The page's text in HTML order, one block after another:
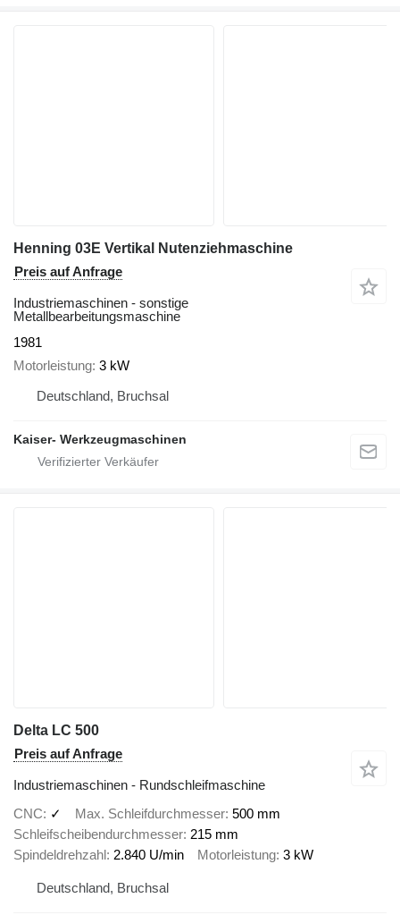
Henning 03E Vertikal Nutenziehmaschine
Preis auf Anfrage
Industriemaschinen - sonstige
Metallbearbeitungsmaschine
1981
Motorleistung 3 kW
Deutschland, Bruchsal
Kaiser- Werkzeugmaschinen
Delta LC 500
Preis auf Anfrage
Industriemaschinen - Rundschleifmaschine
CNC
✓ Max. Schleifdurchmesser 500 mm
Schleifscheibendurchmesser 215 mm
Spindeldrehzahl 2.840 U/min Motorleistung 3 kW
Deutschland, Bruchsal